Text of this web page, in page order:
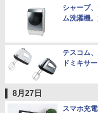
シャープ
ム洗濯機
テスコム
ドミキサー
8月27日
スマホ充